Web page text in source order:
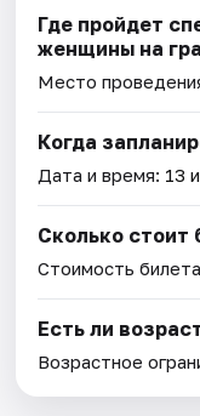
Где пройдет
женщины на
Место
Когда
Дата и время: 13
Сколько стоит
Стоимость
Есть ли
Возрастное